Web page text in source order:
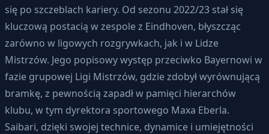
się po szczeblach kariery. Od sezonu 2022/23 stał się
kluczową postacią w zespole z Eindhoven, błyszcząc
zarówno w ligowych rozgrywkach, jak i w Lidze
Mistrzów. Jego popisowy występ przeciwko Bayernowi w
fazie grupowej Ligi Mistrzów, gdzie zdobył wyrównującą
bramkę, z pewnością zapadł w pamięci hierarchów
klubu, w tym dyrektora sportowego Maxa Eberla.
Saibari, dzięki swojej technice, dynamice i umiejętności